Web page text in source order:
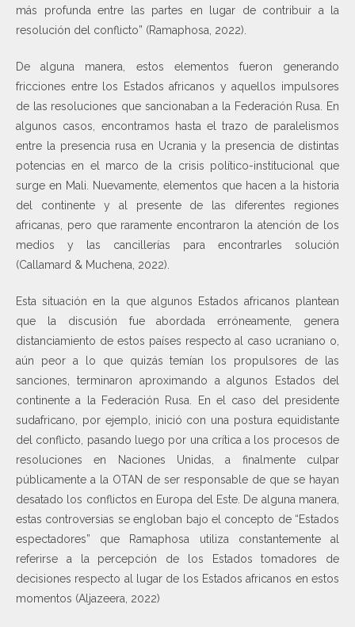
más profunda entre las partes en lugar de contribuir a la
resolución del conflicto” (Ramaphosa, 2022).
De alguna manera, estos elementos fueron generando
fricciones entre los Estados africanos y aquellos impulsores
de las resoluciones que sancionaban a la Federación Rusa. En
algunos casos, encontramos hasta el trazo de paralelismos
entre la presencia rusa en Ucrania y la presencia de distintas
potencias en el marco de la crisis político-institucional que
surge en Mali. Nuevamente, elementos que hacen a la historia
del continente y al presente de las diferentes regiones
africanas, pero que raramente encontraron la atención de los
medios y las cancillerías para encontrarles solución
(Callamard & Muchena, 2022).
Esta situación en la que algunos Estados africanos plantean
que la discusión fue abordada erróneamente, genera
distanciamiento de estos países respecto al caso ucraniano o,
aún peor a lo que quizás temían los propulsores de las
sanciones, terminaron aproximando a algunos Estados del
continente a la Federación Rusa. En el caso del presidente
sudafricano, por ejemplo, inició con una postura equidistante
del conflicto, pasando luego por una crítica a los procesos de
resoluciones en Naciones Unidas, a finalmente culpar
públicamente a la OTAN de ser responsable de que se hayan
desatado los conflictos en Europa del Este. De alguna manera,
estas controversias se engloban bajo el concepto de “Estados
espectadores” que Ramaphosa utiliza constantemente al
referirse a la percepción de los Estados tomadores de
decisiones respecto al lugar de los Estados africanos en estos
momentos (Aljazeera, 2022)